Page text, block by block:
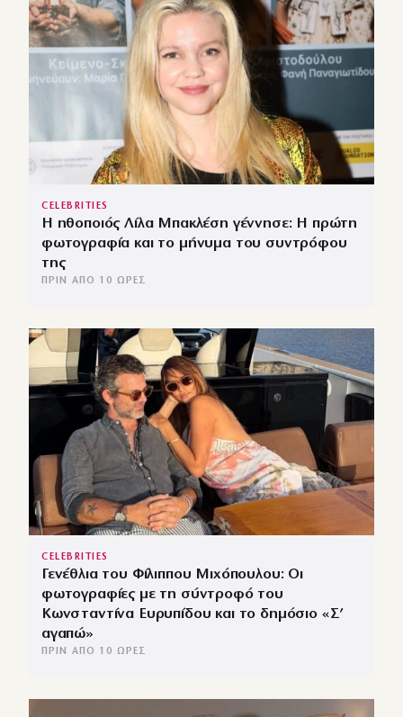
CELEBRITIES
Η ηθοποιός Λίλα Μπακλέση γέννησε: Η πρώτη
φωτογραφία και το μήνυμα του συντρόφου
της
ΠΡΙΝ ΑΠΌ 10 ΏΡΕΣ
CELEBRITIES
Γενέθλια του Φίλιππου Μιχόπουλου: Οι
φωτογραφίες με τη σύντροφό του
Κωνσταντίνα Ευρυπίδου και το δημόσιο «Σ’
αγαπώ»
ΠΡΙΝ ΑΠΌ 10 ΏΡΕΣ